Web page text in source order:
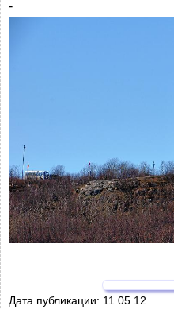
-
Дата публикации: 11.05.12